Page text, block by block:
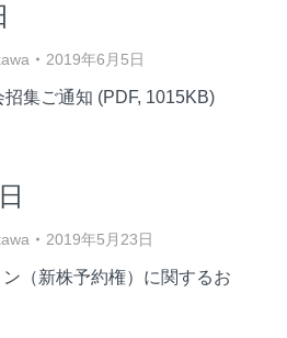
2019年6月5日
集ご通知 (PDF, 1015KB)
2019年5月23日
（新株予約権）に関するお